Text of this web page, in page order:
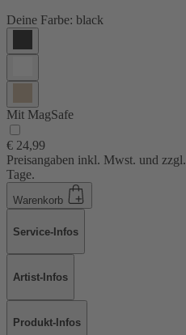
Deine Farbe: black
Mit MagSafe
€ 24,99
Preisangaben inkl. Mwst. und zzgl.
Tage.
Warenkorb
Service-Infos
Artist-Infos
Produkt-Infos